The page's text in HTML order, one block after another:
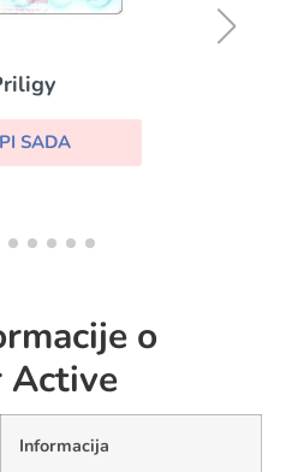
SADA
o
Active
Informacija